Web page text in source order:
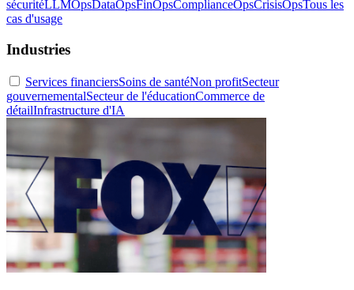
sécuritéLLMOpsDataOpsFinOpsComplianceOpsCrisisOpsTous les
cas d'usage
Industries
Services financiersSoins de santéNon profitSecteur
gouvernementalSecteur de l'éducationCommerce de
détailInfrastructure d'IA